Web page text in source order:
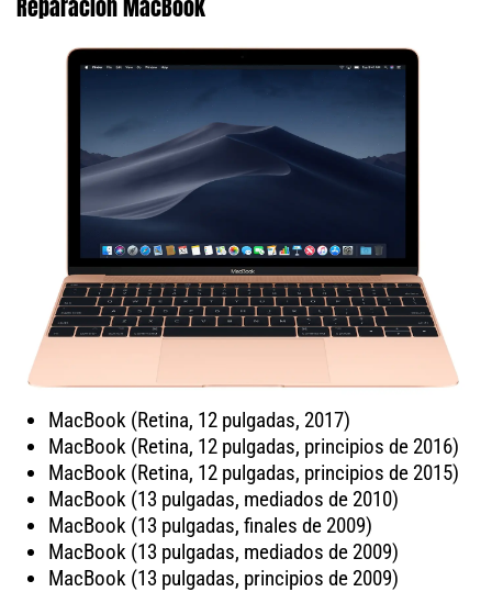
Reparación MacBook
MacBook (Retina, 12 pulgadas, 2017)
MacBook (Retina, 12 pulgadas, principios de 2016)
MacBook (Retina, 12 pulgadas, principios de 2015)
MacBook (13 pulgadas, mediados de 2010)
MacBook (13 pulgadas, finales de 2009)
MacBook (13 pulgadas, mediados de 2009)
MacBook (13 pulgadas, principios de 2009)